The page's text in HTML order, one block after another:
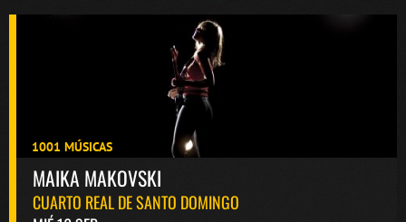
1001 MÚSICAS
MAIKA MAKOVSKI
CUARTO REAL DE SANTO DOMINGO